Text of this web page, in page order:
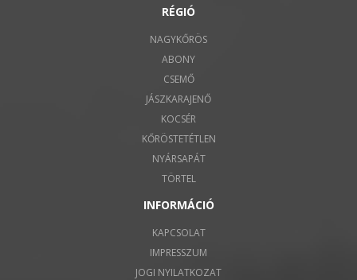
RÉGIÓ
NAGYKŐRÖS
ABONY
CSEMŐ
JÁSZKARAJENŐ
KOCSÉR
KŐRÖSTETÉTLEN
NYÁRSAPÁT
TÖRTEL
INFORMÁCIÓ
KAPCSOLAT
IMPRESSZUM
JOGI NYILATKOZAT